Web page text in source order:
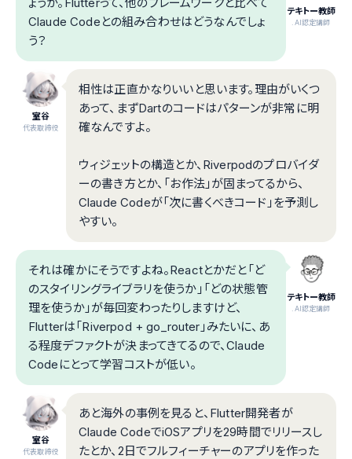
テキトー教師
.AI認定講師
Claude Codeとの組み合わせはどうなんでしょ
う？
室谷
代表取締役
相性は正直かなりいいと思います。理由がいくつ
あって、まずDartのコードはパターンが非常に明
確なんですよ。
ウィジェットの構造とか、Riverpodのプロバイダ
ーの書き方とか、「お作法」が固まってるから、
Claude Codeが「次に書くべきコード」を予測し
やすい。
テキトー教師
.AI認定講師
それは確かにそうですよね。Reactとかだと「ど
のスタイリングライブラリを使うか」「どの状態管
理を使うか」が毎回変わったりしますけど、
Flutterは「Riverpod + go_router」みたいに、あ
る程度デファクトが決まってきてるので、Claude
Codeにとって学習コストが低い。
室谷
代表取締役
あと海外の事例を見ると、Flutter開発者が
Claude CodeでiOSアプリを29時間でリリースし
たとか、2日でフルフィーチャーのアプリを作った